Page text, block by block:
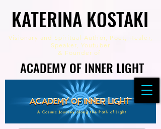
KATERINA KOSTAKI
KATERINA KOSTAKI
Visionary and Spiritual Author, Poet, Healer,
Speaker, Youtuber
& Founder of
ACADEMY OF INNER LIGHT
ACADEMY OF INNER LIGHT
A Cosmic Journey along the Path of Light